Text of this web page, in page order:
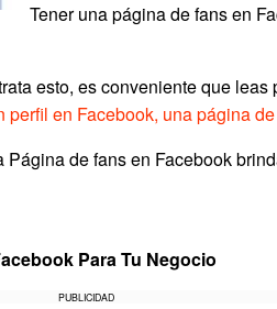
Tener una página de fans en
esto, es conveniente que leas
perfil en Facebook, una página
de fans en Facebook
Para Tu Negocio
PUBLICIDAD